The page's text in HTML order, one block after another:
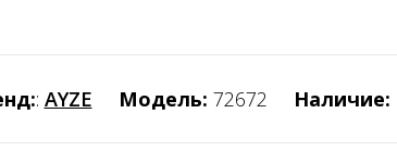
: AYZE Модель: 72672 Наличие: